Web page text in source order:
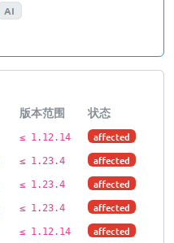
AI
版本范围
状态
≤ 1.12.14 affected
≤ 1.23.4 affected
≤ 1.23.4 affected
≤ 1.23.4 affected
≤ 1.12.14 affected